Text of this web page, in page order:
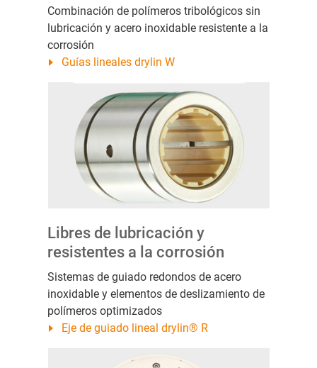
Combinación de polímeros tribológicos sin
lubricación y acero inoxidable resistente a la
corrosión
Guías lineales drylin W
Libres de lubricación y
resistentes a la corrosión
Sistemas de guiado redondos de acero
inoxidable y elementos de deslizamiento de
polímeros optimizados
Eje de guiado lineal drylin® R